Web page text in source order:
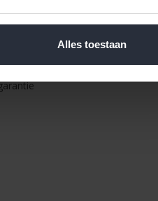
Alles toestaan
cm